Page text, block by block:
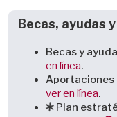
Becas, ayudas
Becas y
en línea.
Aportaciones
ver en línea.
Plan